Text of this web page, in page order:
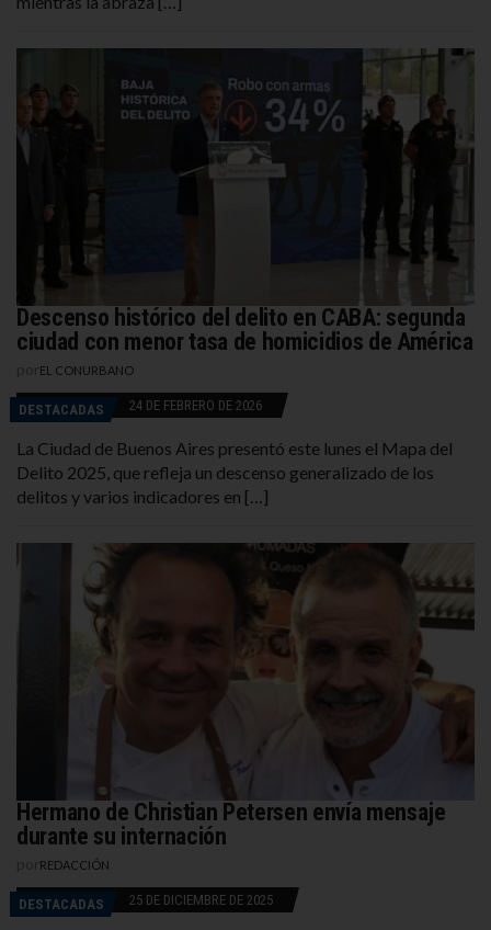
Descenso histórico del delito en CABA: segunda
ciudad con menor tasa de homicidios de América
EL CONURBANO
DESTACADAS 24 DE FEBRERO DE 2026
La Ciudad de Buenos Aires presentó este lunes el Mapa del
Delito 2025, que refleja un descenso generalizado de los
delitos y varios indicadores en […]
Hermano de Christian Petersen envía mensaje
durante su internación
REDACCIÓN
DESTACADAS 25 DE DICIEMBRE DE 2025